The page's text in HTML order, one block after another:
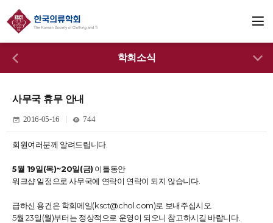
학회소식
사무국 휴무 안내
2016-05-16 744
회원여러분께 알려드립니다.
5월 19일(목)~20일(금) 이틀동안
워크샵 일정으로 사무국에 연락이 연락이 되지 않습니다.
급하신 용건은 학회메일(ksct@chol.com)로 보내주십시오.
5월 23일(월)부터는 정상적으로 운영이 되오니 참고하시길 바랍니다.